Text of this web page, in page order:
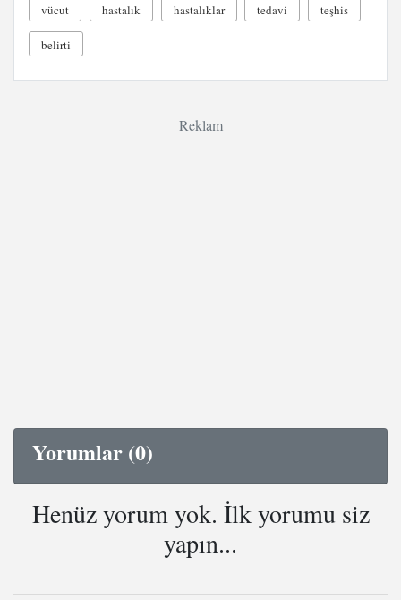
vücut hastalık hastalıklar tedavi teşhis
belirti
Reklam
Yorumlar (0)
Henüz yorum yok. İlk yorumu siz
yapın...